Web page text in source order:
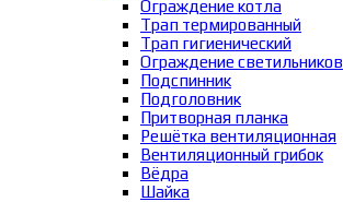
Ограждение котла
Трап термированный
Трап гигиенический
Ограждение светильников
Подспинник
Подголовник
Притворная планка
Решётка вентиляционная
Вентиляционный грибок
Вёдра
Шайка